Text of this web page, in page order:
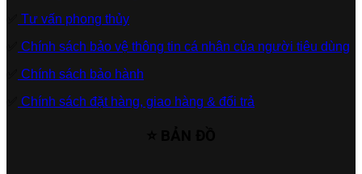
Tư vấn phong thủy
Chính sách bảo vệ thông tin cá nhân của người tiêu dùng
Chính sách bảo hành
Chính sách đặt hàng, giao hàng & đổi trả